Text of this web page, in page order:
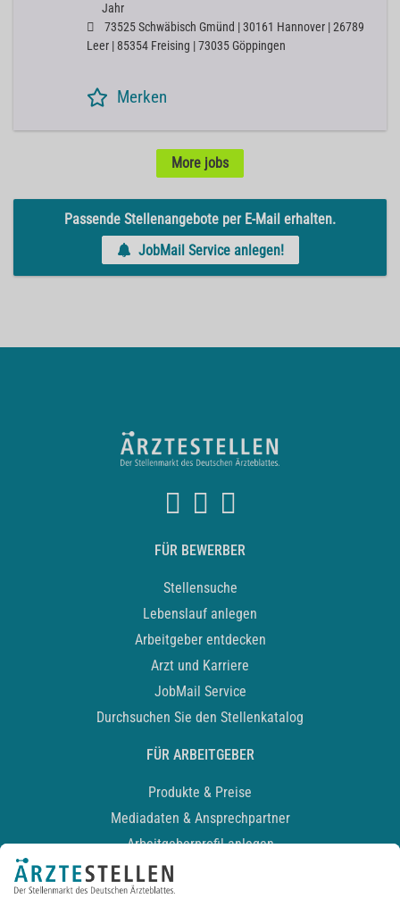
Jahr
73525 Schwäbisch Gmünd | 30161 Hannover | 26789
Leer | 85354 Freising | 73035 Göppingen
Merken
More jobs
Passende Stellenangebote per E-Mail erhalten.
JobMail Service anlegen!
FÜR BEWERBER
Stellensuche
Lebenslauf anlegen
Arbeitgeber entdecken
Arzt und Karriere
JobMail Service
Durchsuchen Sie den Stellenkatalog
FÜR ARBEITGEBER
Produkte & Preise
Mediadaten & Ansprechpartner
Arbeitgeberprofil anlegen
Recruiting-Podcast